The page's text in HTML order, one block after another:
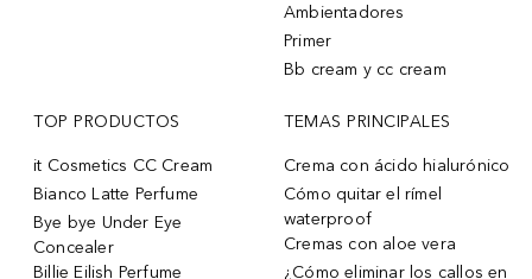
Ambientadores
Primer
Bb cream y cc cream
TOP PRODUCTOS
it Cosmetics CC Cream
Bianco Latte Perfume
Bye bye Under Eye
Concealer
Billie Eilish Perfume
TEMAS PRINCIPALES
Crema con ácido hialurónico
Cómo quitar el rímel
waterproof
Cremas con aloe vera
¿Cómo eliminar los callos en